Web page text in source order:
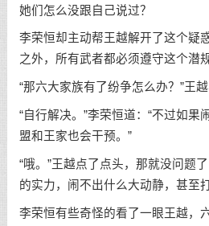
她们怎么没跟自己说过？
李荣恒却主动帮王越解开了这个疑
之外，所有武者都必须遵守这个潜
“那六大家族有了纷争怎么办？”王越
“自行解决。”李荣恒道：“不过如果
盟和王家也会干预。”
“哦。”王越点了点头，那就没问题
的实力，闹不出什么大动静，甚至
李荣恒有些奇怪的看了一眼王越，